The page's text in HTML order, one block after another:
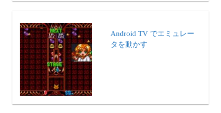
Android TV でエミュレー
タを動かす